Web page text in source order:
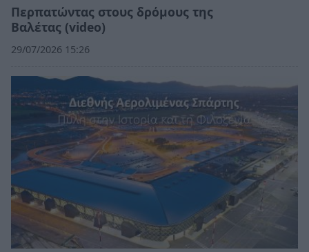
Περπατώντας στους δρόμους της
Βαλέτας (video)
29/07/2026 15:26